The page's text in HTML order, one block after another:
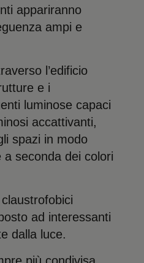
appariranno
ampi e
l’edificio
e i
luminose capaci
accattivanti,
spazi in modo
a seconda dei colori
ad interessanti
dalla luce.